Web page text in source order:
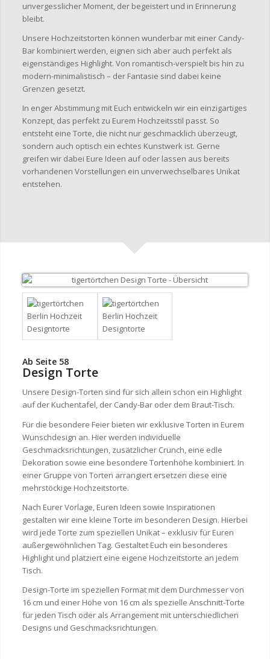
unvergesslicher Moment, der begeistert und in Erinnerung
bleibt.
Unsere Hochzeitstorten können wunderbar mit einer Candy-
Bar kombiniert werden, eignen sich aber auch perfekt als
eigenständiges Highlight. Von romantisch-verspielt bis hin zu
modern-minimalistisch – der Fantasie sind dabei keine
Grenzen gesetzt.
In enger Abstimmung mit Euch entwickeln wir ein einzigartiges
Konzept, das perfekt zu Eurem Hochzeitsstil passt. So
entsteht eine Torte, die nicht nur geschmacklich überzeugt,
sondern auch optisch ein echtes Kunstwerk ist. Gerne
greifen wir dabei Eure Ideen auf oder lassen aus bereits
vorhandenen Vorstellungen ein unverwechselbares Unikat
entstehen.
Ab Seite 58
Design Torte
Unsere Design-Torten sind für sich allein schon ein Highlight
auf der Kuchentafel, der Candy-Bar oder dem Braut-Tisch.
Für die besondere Feier bieten wir exklusive Torten in Eurem
Wunschdesign an. Hier werden individuelle
Geschmacksrichtungen, zusätzlicher Crunch, eine edle
Dekoration sowie eine besondere Tortenhöhe kombiniert. In
einer Gruppe von Torten arrangiert ersetzen diese eine
mehrstöckige Hochzeitstorte.
Nach Eurer Vorlage, Euren Ideen sowie Inspirationen
gestalten wir eine kleine Torte im besonderen Design. Hierbei
wird jede Torte zum speziellen Unikat – exklusiv für Euren
außergewöhnlichen Tag. Gestaltet Euch ein besonderes
Highlight und platziert eine eigene Hochzeitstorte an jedem
Tisch.
Design-Torte im speziellen Format mit dem Durchmesser von
16 cm und einer Höhe von 16 cm als spezielle Anschnitt-Torte
für jeden Tisch oder als Arrangement mit unterschiedlichen
Designs und Geschmacksrichtungen.